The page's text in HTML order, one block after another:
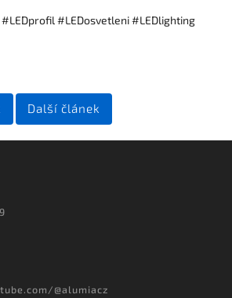
#LEDosvetleni #LEDlighting
Další článek
@alumiacz